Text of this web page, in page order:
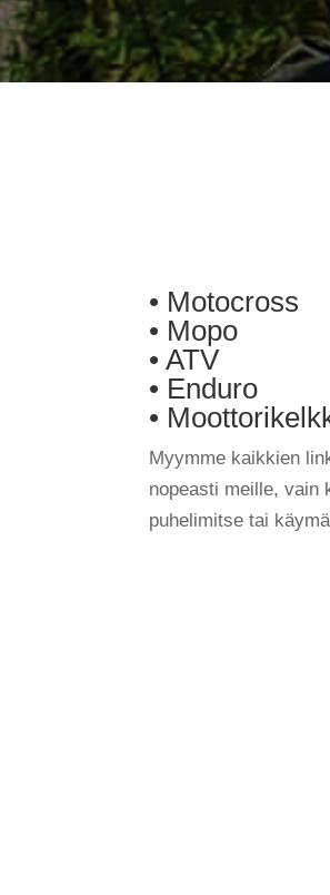
• Motocross
• Mopo
• ATV
• Enduro
•
Myymme kaikkien
nopeasti meille, vain
puhelimitse tai